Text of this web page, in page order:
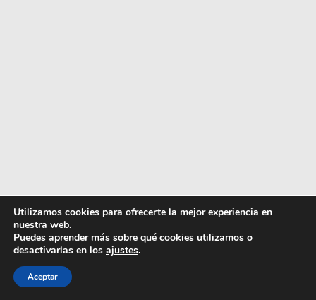
0 artículos - 0,00
Utilizamos cookies para ofrecerte la mejor experiencia en
nuestra web.
Puedes aprender más sobre qué cookies utilizamos o
desactivarlas en los ajustes.
Aceptar